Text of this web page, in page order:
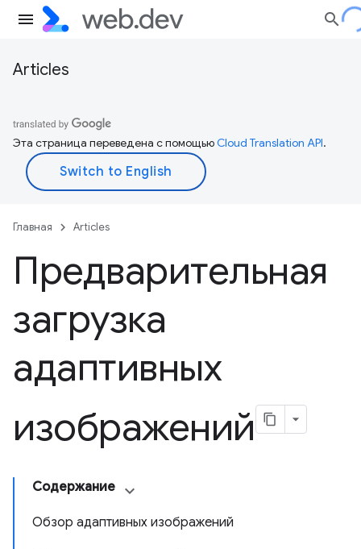
Articles
Эта страница переведена с помощьюCloud Translation API.
Главная Articles
Предварительная
загрузка
адаптивных
изображений
Содержание
Обзор адаптивных изображений